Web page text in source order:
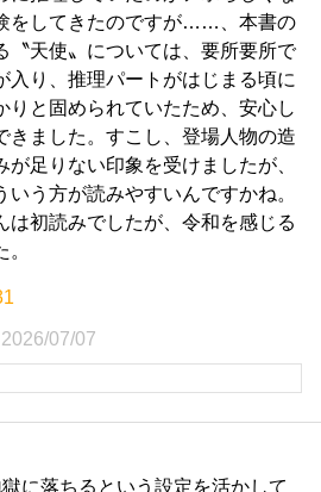
をしてきたのですが……、本書の
〝天使〟については、要所要所で
入り、推理パートがはじまる頃に
りと固められていたため、安心し
きました。すこし、登場人物の造
が足りない印象を受けましたが、
いう方が読みやすいんですかね。
は初読みでしたが、令和を感じる
2026/07/07
に落ちるという設定を活かして